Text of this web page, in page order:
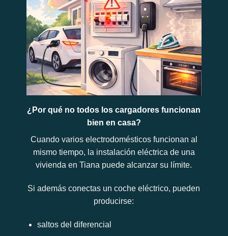
¿Por qué no todos los cargadores funcionan
bien en casa?
Cuando varios electrodomésticos funcionan al
mismo tiempo, la instalación eléctrica de una
vivienda en Tiana puede alcanzar su límite.
Si además conectas un coche eléctrico, pueden
producirse:
saltos del diferencial